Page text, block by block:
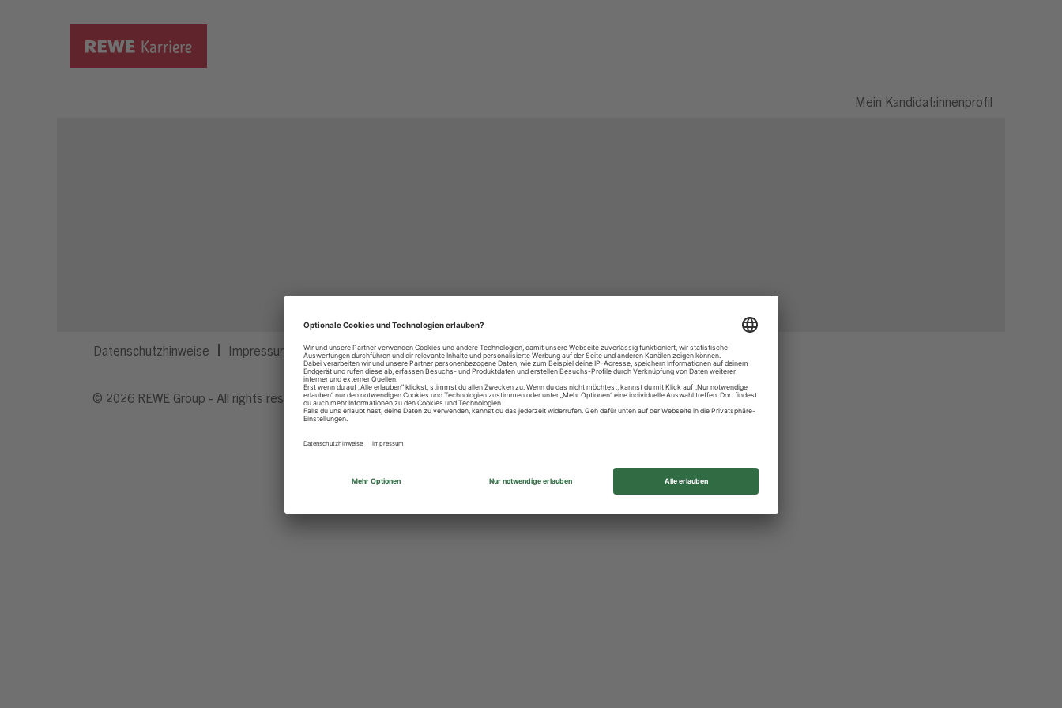
Mein Kandidat:innenprofil
Datenschutzhinweise Impressum Privatsphäre-Einstellungen
© 2026 REWE Group - All rights reserved